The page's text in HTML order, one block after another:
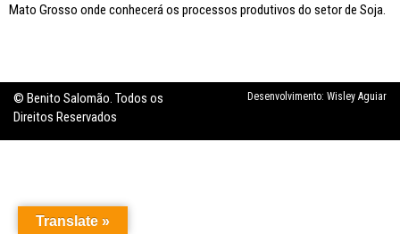
Mato Grosso onde conhecerá os processos produtivos do setor de Soja.
© Benito Salomão. Todos os
Direitos Reservados
Desenvolvimento: Wisley Aguiar
Translate »